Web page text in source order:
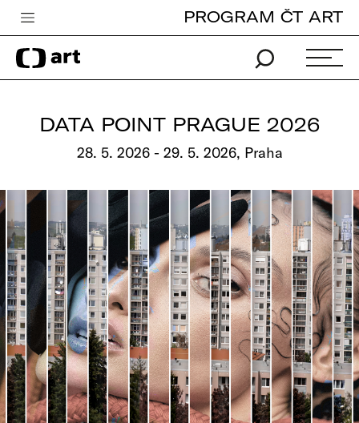
Česká televize
Zpravodajství
Pro děti
edu
Vše o ČT
PROGRAM ČT ART
DATA POINT PRAGUE 2026
28. 5. 2026 - 29. 5. 2026, Praha